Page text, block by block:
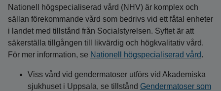
Nationell högspecialiserad vård (NHV) är komplex och
sällan förekommande vård som bedrivs vid ett fåtal enheter
i landet med tillstånd från Socialstyrelsen. Syftet är att
säkerställa tillgången till likvärdig och högkvalitativ vård.
För mer information, se Nationell högspecialiserad vård.
Viss vård vid gendermatoser utförs vid Akademiska
sjukhuset i Uppsala, se tillstånd Gendermatoser som